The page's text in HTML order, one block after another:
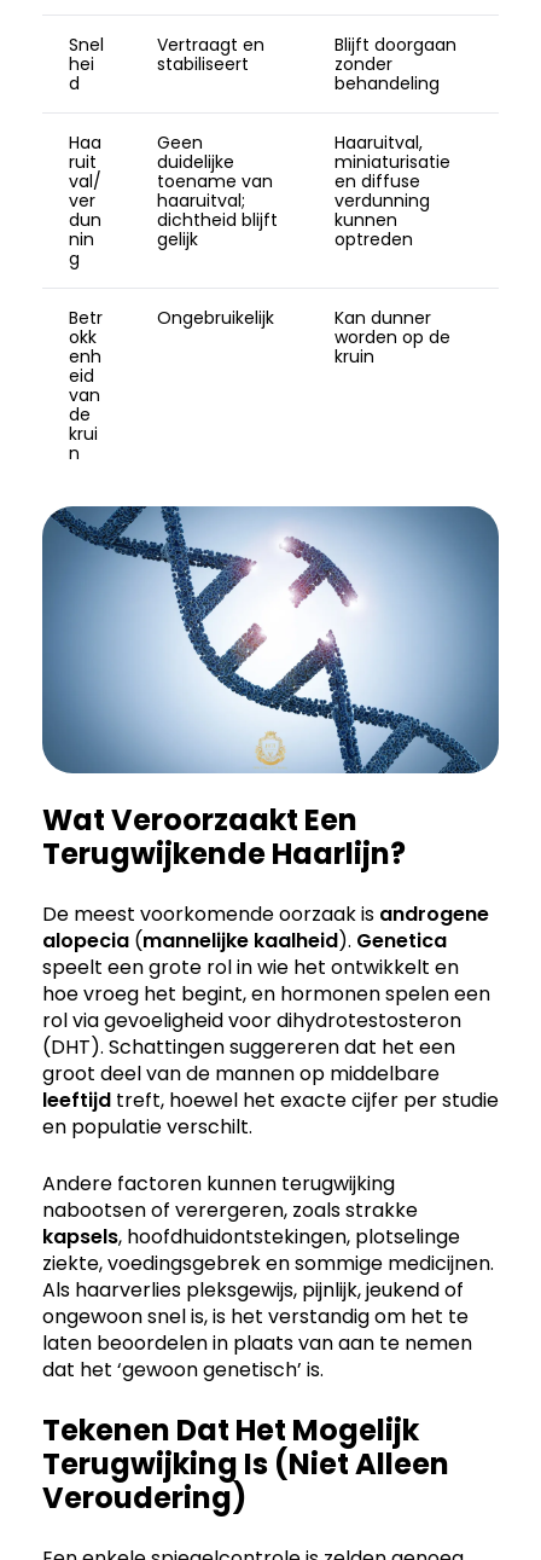
Snel
hei
d
Vertraagt en
stabiliseert
Blijft doorgaan
zonder
behandeling
Haa
ruit
val/
ver
dun
nin
g
Geen
duidelijke
toename van
haaruitval;
dichtheid blijft
gelijk
Haaruitval,
miniaturisatie
en diffuse
verdunning
kunnen
optreden
Betr
okk
enh
eid
van
de
krui
n
Ongebruikelijk
Kan dunner
worden op de
kruin
Wat Veroorzaakt Een
Terugwijkende Haarlijn?
De meest voorkomende oorzaak is androgene
alopecia (mannelijke kaalheid). Genetica
speelt een grote rol in wie het ontwikkelt en
hoe vroeg het begint, en hormonen spelen een
rol via gevoeligheid voor dihydrotestosteron
(DHT). Schattingen suggereren dat het een
groot deel van de mannen op middelbare
leeftijd treft, hoewel het exacte cijfer per studie
en populatie verschilt.
Andere factoren kunnen terugwijking
nabootsen of verergeren, zoals strakke
kapsels, hoofdhuidontstekingen, plotselinge
ziekte, voedingsgebrek en sommige medicijnen.
Als haarverlies pleksgewijs, pijnlijk, jeukend of
ongewoon snel is, is het verstandig om het te
laten beoordelen in plaats van aan te nemen
dat het ‘gewoon genetisch’ is.
Tekenen Dat Het Mogelijk
Terugwijking Is (niet Alleen
Veroudering)